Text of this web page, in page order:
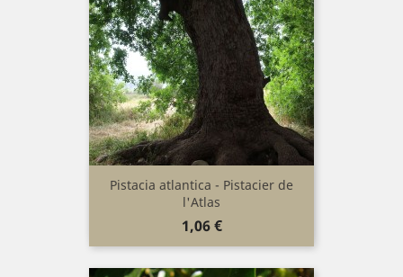
Pistacia atlantica - Pistacier de
l'Atlas
Prix
1,06 €